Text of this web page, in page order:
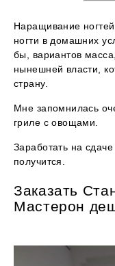
Наращивание
ногти в домашних
бы, вариантов
нынешней власти,
страну.
Мне запомнилась
гриле с овощами.
Заработать на
получится.
Заказать
Мастерон